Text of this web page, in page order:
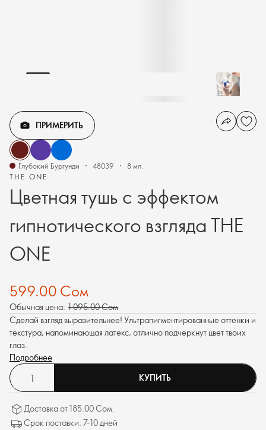
THE ONE
Цветная тушь с эффектом
гипнотического взгляда THE
ONE
ПРИМЕРИТЬ
Глубокий Бургунди 48039 8 мл.
599.00 Сом
Обычная цена: 1 095.00 Сом
Сделай взгляд выразительнее! Ультрапигментированные оттенки и
текстура, напоминающая латекс, отлично подчеркнут цвет твоих
глаз.
Подробнее
КУПИТЬ
Доставка от 185.00 Сом.
Срок поставки: 7-10 дней